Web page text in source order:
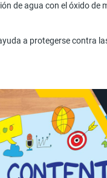
de agua con el óxido
a protegerse